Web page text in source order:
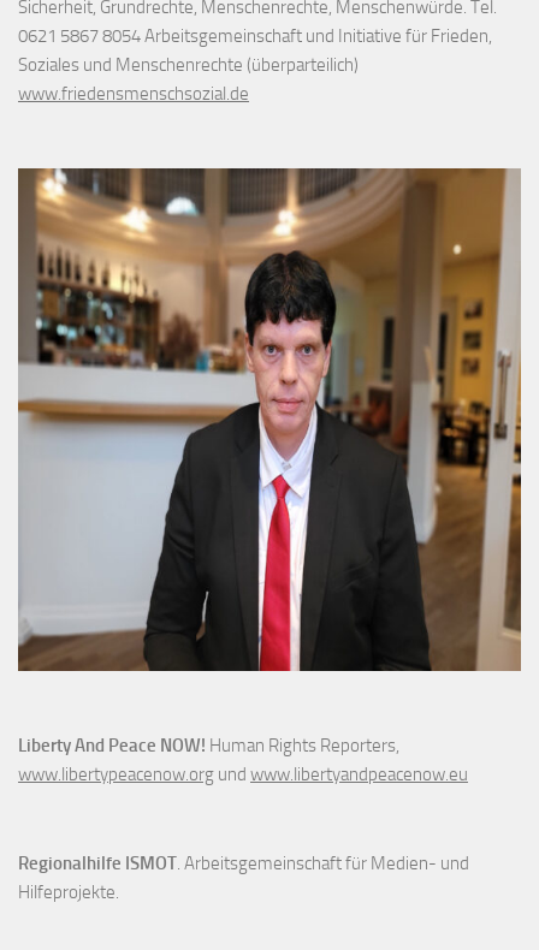
Sicherheit, Grundrechte, Menschenrechte, Menschenwürde. Tel.
0621 5867 8054 Arbeitsgemeinschaft und Initiative für Frieden,
Soziales und Menschenrechte (überparteilich)
www.friedensmenschsozial.de
Liberty And Peace NOW! Human Rights Reporters,
www.libertypeacenow.org und www.libertyandpeacenow.eu
Regionalhilfe ISMOT. Arbeitsgemeinschaft für Medien- und
Hilfeprojekte.